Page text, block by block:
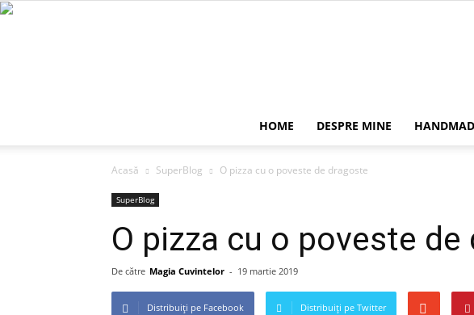
HOME DESPRE MINE
Acasă SuperBlog O pizza cu o poveste de dragoste
SuperBlog
O pizza cu o poveste de
De către Magia Cuvintelor - 19 martie 2019
Distribuiți pe Facebook Distribuiți pe Twitter